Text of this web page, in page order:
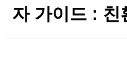
자 가이드 : 친